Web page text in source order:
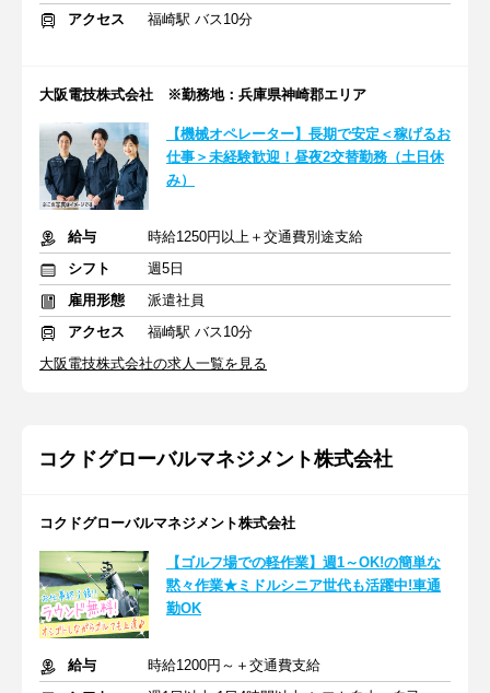
アクセス
福崎駅 バス10分
大阪電技株式会社 ※勤務地：兵庫県神崎郡エリア
【機械オペレーター】長期で安定＜稼げるお
仕事＞未経験歓迎！昼夜2交替勤務（土日休
み）
給与
時給1250円以上＋交通費別途支給
シフト
週5日
雇用形態
派遣社員
アクセス
福崎駅 バス10分
大阪電技株式会社の求人一覧を見る
コクドグローバルマネジメント株式会社
コクドグローバルマネジメント株式会社
【ゴルフ場での軽作業】週1～OK!の簡単な
黙々作業★ミドルシニア世代も活躍中!車通
勤OK
給与
時給1200円～＋交通費支給